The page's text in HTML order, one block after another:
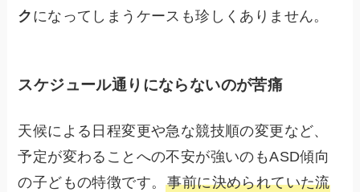
ク になってしまうケースも珍しくありません。
スケジュール通りにならないのが苦痛
天候による日程変更や急な競技順の変更など、
予定が変わることへの不安が強いのもASD傾向
の子どもの特徴です。事前に決められていた流